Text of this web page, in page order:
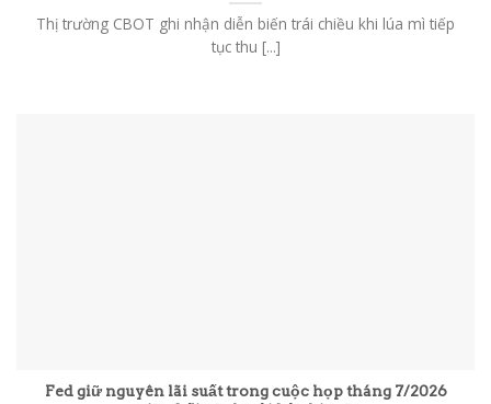
Thị trường CBOT ghi nhận diễn biến trái chiều khi lúa mì tiếp
tục thu [...]
Fed giữ nguyên lãi suất trong cuộc họp tháng 7/2026